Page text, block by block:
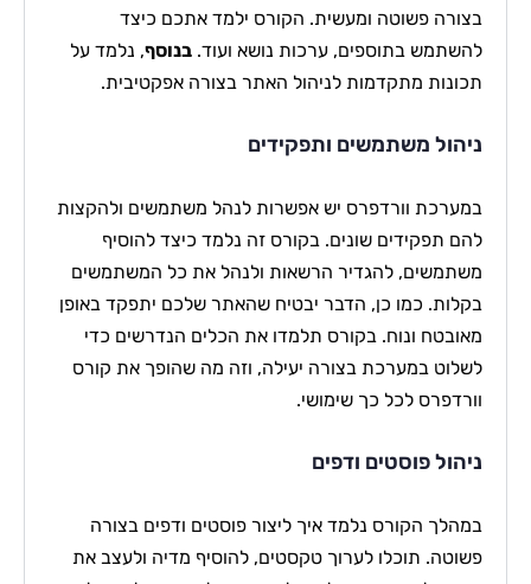
בצורה פשוטה ומעשית. הקורס ילמד אתכם כיצד
להשתמש בתוספים, ערכות נושא ועוד. בנוסף, נלמד על
תכונות מתקדמות לניהול האתר בצורה אפקטיבית.
ניהול משתמשים ותפקידים
במערכת וורדפרס יש אפשרות לנהל משתמשים ולהקצות
להם תפקידים שונים. בקורס זה נלמד כיצד להוסיף
משתמשים, להגדיר הרשאות ולנהל את כל המשתמשים
בקלות. כמו כן, הדבר יבטיח שהאתר שלכם יתפקד באופן
מאובטח ונוח. בקורס תלמדו את הכלים הנדרשים כדי
לשלוט במערכת בצורה יעילה, וזה מה שהופך את קורס
וורדפרס לכל כך שימושי.
ניהול פוסטים ודפים
במהלך הקורס נלמד איך ליצור פוסטים ודפים בצורה
פשוטה. תוכלו לערוך טקסטים, להוסיף מדיה ולעצב את